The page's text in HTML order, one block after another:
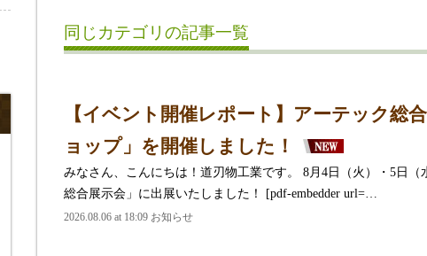
同じカテゴリの記事一覧
【イベント開催レポート】アーテック総
ョップ」を開催しました！
みなさん、こんにちは！道刃物工業です。 8月4日（火）・5日
総合展示会」に出展いたしました！ [pdf-embedder url=…
2026.08.06 at 18:09 お知らせ